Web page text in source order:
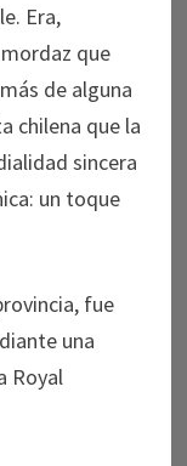
Era,
que
de alguna
chilena que la
sincera
un toque
fue
una
Royal